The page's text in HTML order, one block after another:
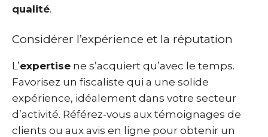
qualité.
Considérer l’expérience et la réputation
L’expertise ne s’acquiert qu’avec le temps.
Favorisez un fiscaliste qui a une solide
expérience, idéalement dans votre secteur
d’activité. Référez-vous aux témoignages de
clients ou aux avis en ligne pour obtenir un